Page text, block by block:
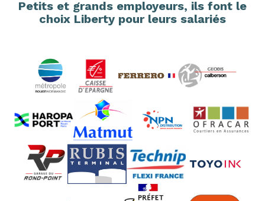
Petits et grands employeurs, ils font le
choix Liberty pour leurs salariés